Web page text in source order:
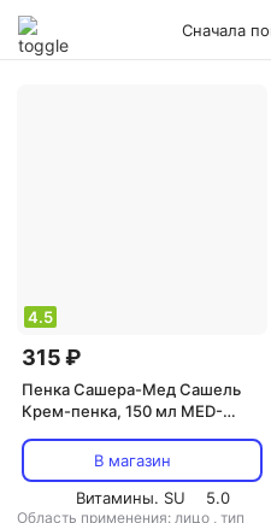
Сначала
4.5
315 ₽
Пенка Сашера-Мед Сашель
Крем-пенка, 150 мл MED-
В магазин
Витамины. SU
5.0
Область применения: лицо , тип